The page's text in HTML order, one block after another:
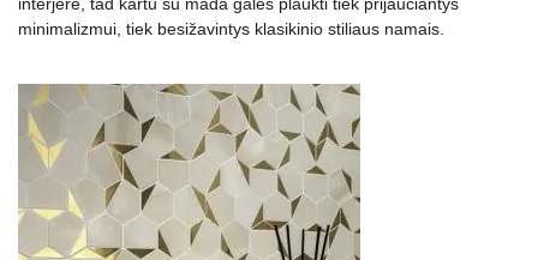
minimalizmui, tiek besižavintys klasikinio stiliaus namais.